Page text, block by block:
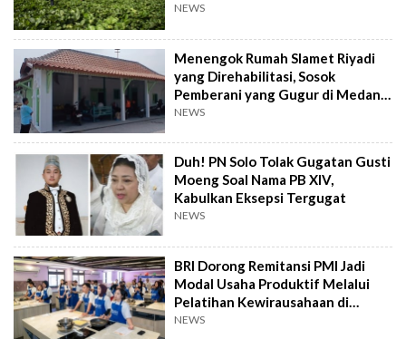
NEWS
Menengok Rumah Slamet Riyadi
yang Direhabilitasi, Sosok
Pemberani yang Gugur di Medan
Perang
NEWS
Duh! PN Solo Tolak Gugatan Gusti
Moeng Soal Nama PB XIV,
Kabulkan Eksepsi Tergugat
NEWS
BRI Dorong Remitansi PMI Jadi
Modal Usaha Produktif Melalui
Pelatihan Kewirausahaan di
Taiwan
NEWS